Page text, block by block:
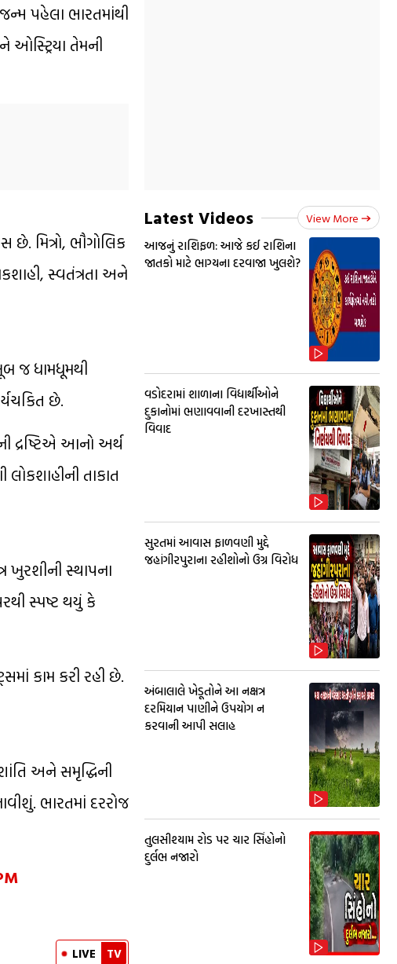
પહેલા ભારતમાંથી
તેમની
મિત્રો, ભૌગોલિક
સ્વતંત્રતા અને
જ ધામધૂમથી
છે.
દ્રષ્ટિએ આનો અર્થ
તાકાત
ખુરશીની સ્થાપના
સ્પષ્ટ થયું કે
કામ કરી રહી છે.
અને સમૃદ્ધિની
ભારતમાં દરરોજ
LIVE TV
Latest Videos View More
આજનું રાશિફળ: આજે કઈ રાશિના
જાતકો માટે ભાગ્યના દરવાજા ખુલશે?
વડોદરામાં શાળાના વિદ્યાર્થીઓને
દુકાનોમાં ભણાવવાની દરખાસ્તથી
વિવાદ
સુરતમાં આવાસ ફાળવણી મુદ્દે
જહાંગીરપુરાના રહીશોનો ઉગ્ર વિરોધ
અંબાલાલે ખેડૂતોને આ નક્ષત્ર
દરમિયાન પાણીને ઉપયોગ ન
કરવાની આપી સલાહ
તુલસીશ્યામ રોડ પર ચાર સિંહોનો
દુર્લભ નજારો